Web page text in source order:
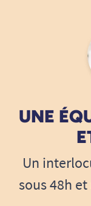
Protection
Le
votre fauteuil
barrière
liés à
salissure.
confort ou
une finition
décline en de
UNE
Un
sous 48h